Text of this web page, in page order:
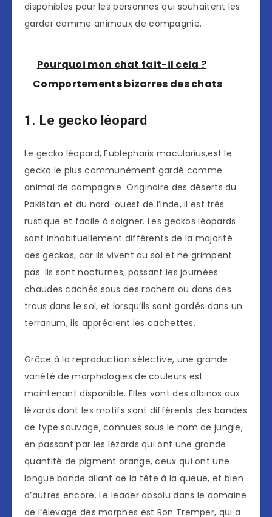
disponibles pour les personnes qui souhaitent les
garder comme animaux de compagnie.
Pourquoi mon chat fait-il cela ?
Comportements bizarres des chats
1. Le gecko léopard
Le gecko léopard, Eublepharis macularius,est le
gecko le plus communément gardé comme
animal de compagnie. Originaire des déserts du
Pakistan et du nord-ouest de l’Inde, il est très
rustique et facile à soigner. Les geckos léopards
sont inhabituellement différents de la majorité
des geckos, car ils vivent au sol et ne grimpent
pas. Ils sont nocturnes, passant les journées
chaudes cachés sous des rochers ou dans des
trous dans le sol, et lorsqu’ils sont gardés dans un
terrarium, ils apprécient les cachettes.
Grâce à la reproduction sélective, une grande
variété de morphologies de couleurs est
maintenant disponible. Elles vont des albinos aux
lézards dont les motifs sont différents des bandes
de type sauvage, connues sous le nom de jungle,
en passant par les lézards qui ont une grande
quantité de pigment orange, ceux qui ont une
longue bande allant de la tête à la queue, et bien
d’autres encore. Le leader absolu dans le domaine
de l’élevage des morphes est Ron Tremper, qui a